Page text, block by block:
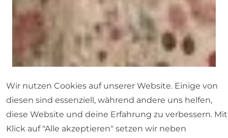
Wir nutzen Cookies auf unserer Website. Einige von
diesen sind essenziell, während andere uns helfen,
diese Website und deine Erfahrung zu verbessern. Mit
Klick auf "Alle akzeptieren" setzen wir neben